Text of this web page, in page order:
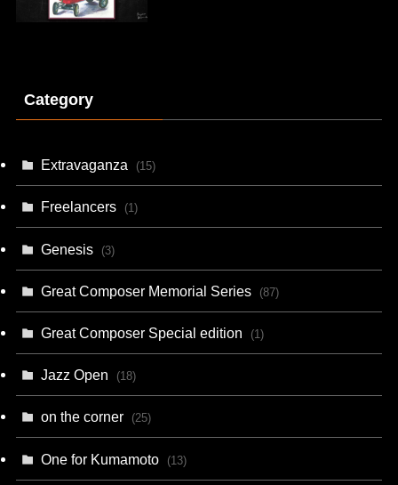
Category
Extravaganza (15)
Freelancers (1)
Genesis (3)
Great Composer Memorial Series (87)
Great Composer Special edition (1)
Jazz Open (18)
on the corner (25)
One for Kumamoto (13)